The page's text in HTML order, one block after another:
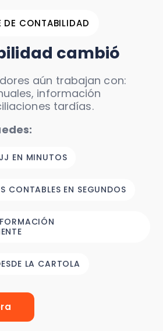
DE CONTABILIDAD
cambió
aún trabajan con:
información
tardías.
EN MINUTOS
CONTABLES EN SEGUNDOS
LA CARTOLA